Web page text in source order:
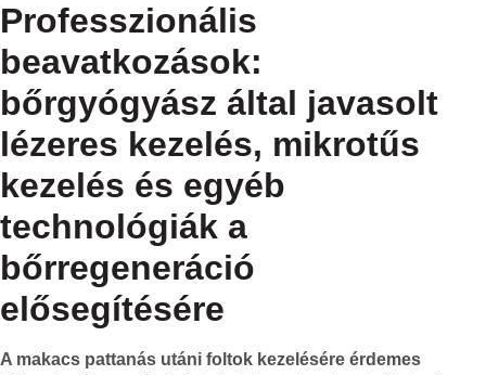
Professzionális
beavatkozások:
bőrgyógyász által javasolt
lézeres kezelés, mikrotűs
kezelés és egyéb
technológiák a
bőrregeneráció
elősegítésére
A makacs pattanás utáni foltok kezelésére érdemes